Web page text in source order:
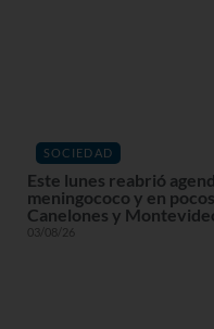
SOCIEDAD
Este lunes reabrió
meningococo y en
Canelones y
03/08/26